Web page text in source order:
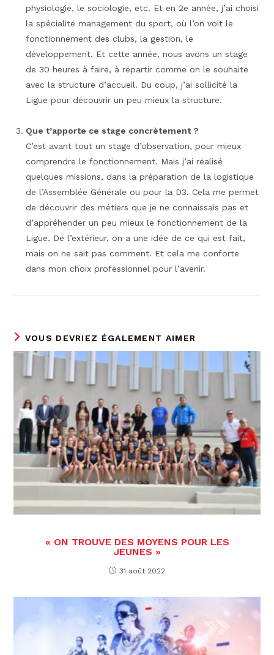
physiologie, le sociologie, etc. Et en 2e année, j’ai choisi
la spécialité management du sport, où l’on voit le
fonctionnement des clubs, la gestion, le
développement. Et cette année, nous avons un stage
de 30 heures à faire, à répartir comme on le souhaite
avec la structure d’accueil. Du coup, j’ai sollicité la
Ligue pour découvrir un peu mieux la structure.
Que t’apporte ce stage concrètement ?
C’est avant tout un stage d’observation, pour mieux
comprendre le fonctionnement. Mais j’ai réalisé
quelques missions, dans la préparation de la logistique
de l’Assemblée Générale ou pour la D3. Cela me permet
de découvrir des métiers que je ne connaissais pas et
d’appréhender un peu mieux le fonctionnement de la
Ligue. De l’extérieur, on a une idée de ce qui est fait,
mais on ne sait pas comment. Et cela me conforte
dans mon choix professionnel pour l’avenir.
VOUS DEVRIEZ ÉGALEMENT AIMER
« ON TROUVE DES MOYENS POUR LES
JEUNES »
31 août 2022